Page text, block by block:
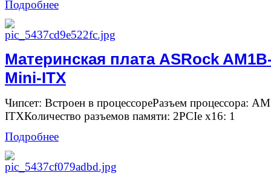
Подробнее
Материнская плата ASRock
Mini-ITX
Чипсет: Встроен в процессореРазъем процессора:
ITXКоличество разъемов памяти: 2PCIe x16: 1
Подробнее